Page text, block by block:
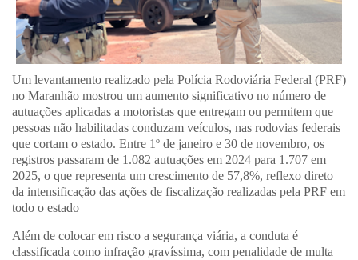
Um levantamento realizado pela Polícia Rodoviária Federal (PRF)
no Maranhão mostrou um aumento significativo no número de
autuações aplicadas a motoristas que entregam ou permitem que
pessoas não habilitadas conduzam veículos, nas rodovias federais
que cortam o estado. Entre 1º de janeiro e 30 de novembro, os
registros passaram de 1.082 autuações em 2024 para 1.707 em
2025, o que representa um crescimento de 57,8%, reflexo direto
da intensificação das ações de fiscalização realizadas pela PRF em
todo o estado
Além de colocar em risco a segurança viária, a conduta é
classificada como infração gravíssima, com penalidade de multa